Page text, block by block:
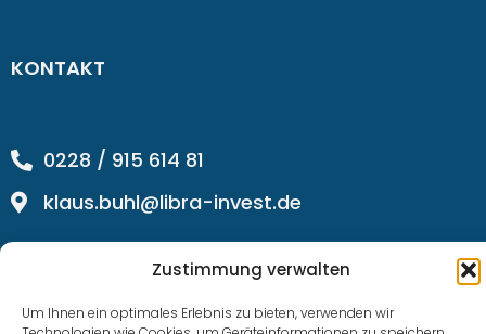
Zustimmung verwalten
Um Ihnen ein optimales Erlebnis zu bieten, verwenden wir
KONTAKT
0228 / 915 614 81
klaus.buhl@libra-invest.de